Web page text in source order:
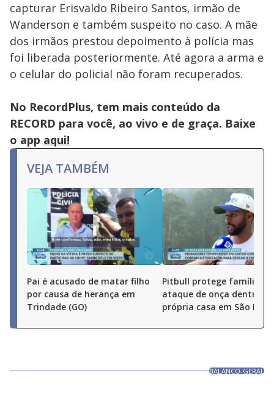
capturar Erisvaldo Ribeiro Santos, irmão de
Wanderson e também suspeito no caso. A mãe
dos irmãos prestou depoimento à polícia mas
foi liberada posteriormente. Até agora a arma e
o celular do policial não foram recuperados.
No RecordPlus, tem mais conteúdo da
RECORD para você, ao vivo e de graça. Baixe
o app aqui!
VEJA TAMBÉM
Pai é acusado de matar filho
por causa de herança em
Trindade (GO)
Pitbull protege família de
ataque de onça dentro da
própria casa em São
BALANCO-GERAL